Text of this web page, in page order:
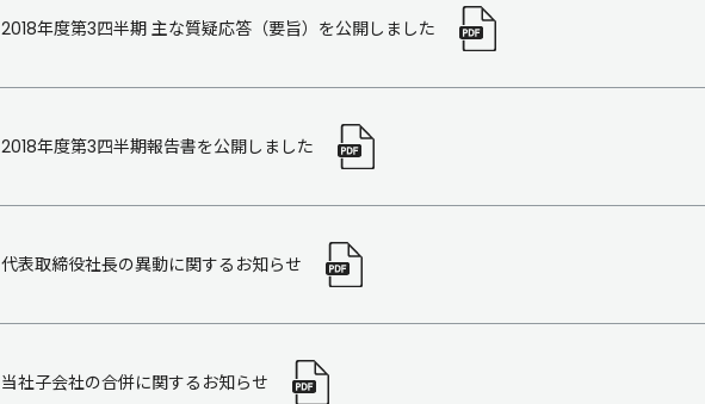
2018年度第3四半期 主な質疑応答（要旨）を公開しました
2018年度第3四半期報告書を公開しました
代表取締役社長の異動に関するお知らせ
当社子会社の合併に関するお知らせ